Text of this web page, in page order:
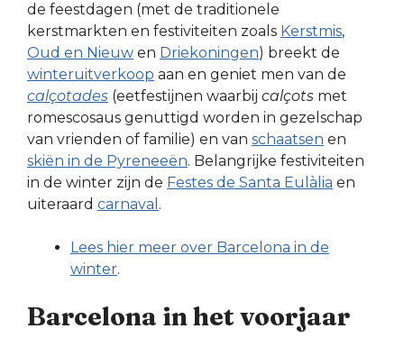
de feestdagen (met de traditionele
kerstmarkten en festiviteiten zoals Kerstmis,
Oud en Nieuw en Driekoningen) breekt de
winteruitverkoop aan en geniet men van de
calçotades (eetfestijnen waarbij calçots met
romescosaus genuttigd worden in gezelschap
van vrienden of familie) en van schaatsen en
skiën in de Pyreneeën. Belangrijke festiviteiten
in de winter zijn de Festes de Santa Eulàlia en
uiteraard carnaval .
Lees hier meer over Barcelona in de
winter.
Barcelona in het voorjaar